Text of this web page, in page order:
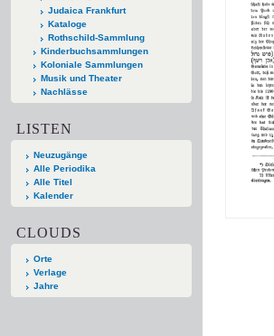
Judaica Frankfurt
Kataloge
Rothschild-Sammlung
Kinderbuchsammlungen
Koloniale Sammlungen
Musik und Theater
Nachlässe
LISTEN
Neuzugänge
Alle Periodika
Alle Titel
Kalender
CLOUDS
Orte
Verlage
Jahre